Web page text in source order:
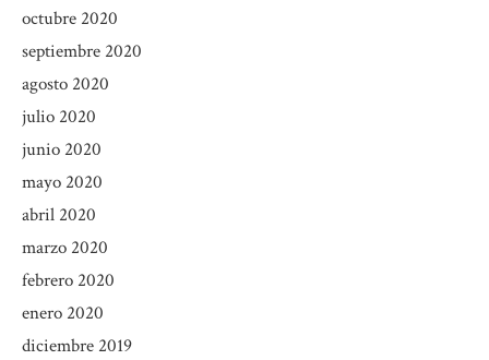
octubre 2020
septiembre 2020
agosto 2020
julio 2020
junio 2020
mayo 2020
abril 2020
marzo 2020
febrero 2020
enero 2020
diciembre 2019